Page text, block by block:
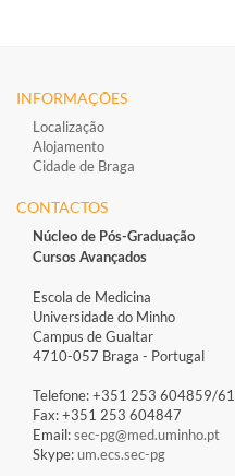
INFORMAÇÕES
Localização
Alojamento
Cidade de Braga
CONTACTOS
Núcleo de Pós-Graduação
Cursos Avançados
Escola de Medicina
Universidade do Minho
Campus de Gualtar
4710-057 Braga - Portugal
Telefone: +351 253 604859/61
Fax: +351 253 604847
Email:sec-pg@med.uminho.pt
Skype:um.ecs.sec-pg